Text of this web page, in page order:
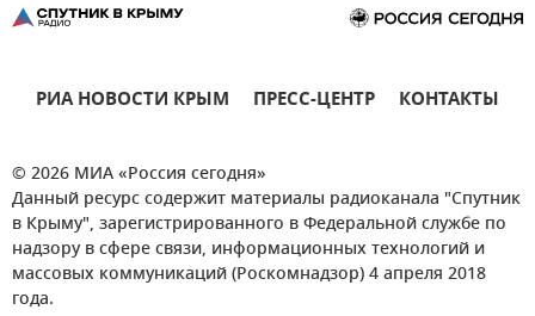
РИА НОВОСТИ КРЫМ ПРЕСС-ЦЕНТР КОНТАКТЫ
© 2026 МИА «Россия сегодня»
Данный ресурс содержит материалы радиоканала "Спутник
в Крыму", зарегистрированного в Федеральной службе по
надзору в сфере связи, информационных технологий и
массовых коммуникаций (Роскомнадзор) 4 апреля 2018
года.